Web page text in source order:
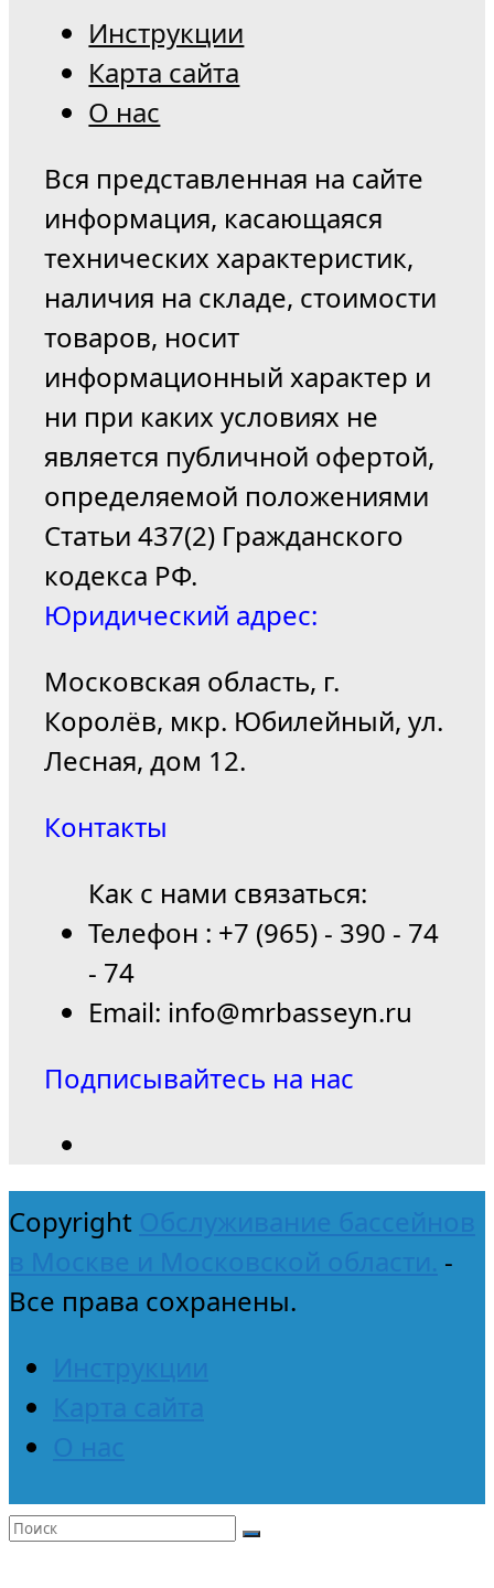
Инструкции
Карта сайта
О нас
Вся представленная на сайте
информация, касающаяся
технических характеристик,
наличия на складе, стоимости
товаров, носит
информационный характер и
ни при каких условиях не
является публичной офертой,
определяемой положениями
Статьи 437(2) Гражданского
кодекса РФ.
Юридический адрес:
Московская область, г.
Королёв, мкр. Юбилейный, ул.
Лесная, дом 12.
Контакты
Как с нами связаться:
Телефон : +7 (965) - 390 - 74
- 74
Email: info@mrbasseyn.ru
Подписывайтесь на нас
Copyright Обслуживание бассейнов
в Москве и Московской области. -
Все права сохранены.
Инструкции
Карта сайта
О нас